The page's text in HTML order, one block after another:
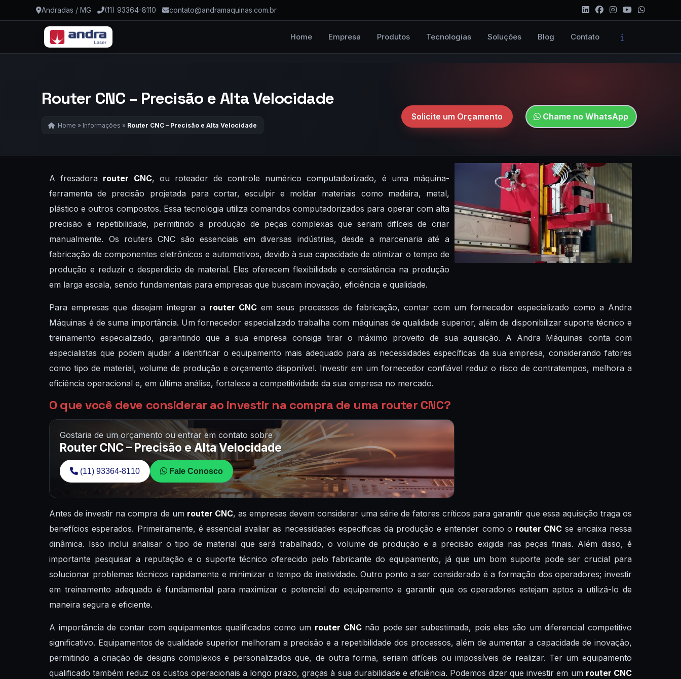
Andradas / MG (11) 93364-8110 contato@andramaquinas.com.br
Home Empresa Produtos Tecnologias Soluções Blog Contato
Router CNC – Precisão e Alta Velocidade
Home » Informações » Router CNC – Precisão e Alta Velocidade
Solicite um Orçamento Chame no WhatsApp
A fresadora router CNC, ou roteador de controle numérico computadorizado, é uma máquina-
ferramenta de precisão projetada para cortar, esculpir e moldar materiais como madeira, metal,
plástico e outros compostos. Essa tecnologia utiliza comandos computadorizados para operar com alta
precisão e repetibilidade, permitindo a produção de peças complexas que seriam difíceis de criar
manualmente. Os routers CNC são essenciais em diversas indústrias, desde a marcenaria até a
fabricação de componentes eletrônicos e automotivos, devido à sua capacidade de otimizar o tempo de
produção e reduzir o desperdício de material. Eles oferecem flexibilidade e consistência na produção
em larga escala, sendo fundamentais para empresas que buscam inovação, eficiência e qualidade.
Para empresas que desejam integrar a router CNC em seus processos de fabricação, contar com um fornecedor especializado como a Andra
Máquinas é de suma importância. Um fornecedor especializado trabalha com máquinas de qualidade superior, além de disponibilizar suporte técnico e
treinamento especializado, garantindo que a sua empresa consiga tirar o máximo proveito de sua aquisição. A Andra Máquinas conta com
especialistas que podem ajudar a identificar o equipamento mais adequado para as necessidades específicas da sua empresa, considerando fatores
como tipo de material, volume de produção e orçamento disponível. Investir em um fornecedor confiável reduz o risco de contratempos, melhora a
eficiência operacional e, em última análise, fortalece a competitividade da sua empresa no mercado.
O que você deve considerar ao investir na compra de uma router CNC?
Gostaria de um orçamento ou entrar em contato sobre
Router CNC – Precisão e Alta Velocidade
(11) 93364-8110 Fale Conosco
Antes de investir na compra de um router CNC, as empresas devem considerar uma série de fatores críticos para garantir que essa aquisição traga os
benefícios esperados. Primeiramente, é essencial avaliar as necessidades específicas da produção e entender como o router CNC se encaixa nessa
dinâmica. Isso inclui analisar o tipo de material que será trabalhado, o volume de produção e a precisão exigida nas peças finais. Além disso, é
importante pesquisar a reputação e o suporte técnico oferecido pelo fabricante do equipamento, já que um bom suporte pode ser crucial para
solucionar problemas técnicos rapidamente e minimizar o tempo de inatividade. Outro ponto a ser considerado é a formação dos operadores; investir
em treinamento adequado é fundamental para maximizar o potencial do equipamento e garantir que os operadores estejam aptos a utilizá-lo de
maneira segura e eficiente.
A importância de contar com equipamentos qualificados como um router CNCnão pode ser subestimada, pois eles são um diferencial competitivo
significativo. Equipamentos de qualidade superior melhoram a precisão e a repetibilidade dos processos, além de aumentar a capacidade de inovação,
permitindo a criação de designs complexos e personalizados que, de outra forma, seriam difíceis ou impossíveis de realizar. Ter um equipamento
qualificado também reduz os custos operacionais a longo prazo, graças à sua durabilidade e eficiência. Podemos dizer que investir em um router CNC